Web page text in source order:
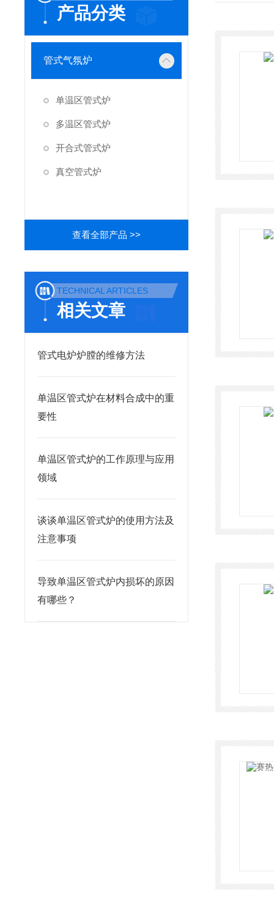
产品分类
管式气氛炉
单温区管式炉
多温区管式炉
开合式管式炉
真空管式炉
查看全部产品 >>
TECHNICAL ARTICLES
相关文章
管式电炉炉膛的维修方法
单温区管式炉在材料合成中的重
要性
单温区管式炉的工作原理与应用
领域
谈谈单温区管式炉的使用方法及
注意事项
导致单温区管式炉内损坏的原因
有哪些？